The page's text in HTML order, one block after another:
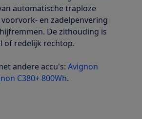
automatische traploze
en zadelpenvering
De zithouding is
of redelijk rechtop.
andere accu's: Avignon
C380+ 800Wh.